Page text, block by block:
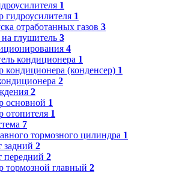
1
гидроусилителя 1
отработанных газов 3
глушитель 3
4
кондиционера 1
кондиционера (конденсер) 1
2
2
основной 1
отопителя 1
7
тормозного цилиндра 1
задний 2
передний 2
тормозной главный 2